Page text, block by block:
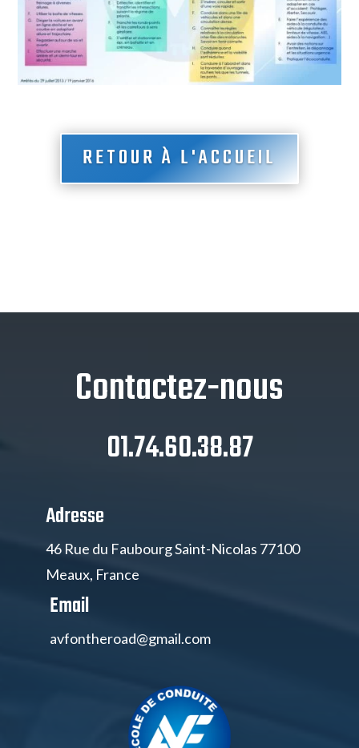
RETOUR À L'ACCUEIL
Contactez-nous
01.74.60.38.87
Adresse
46 Rue du Faubourg Saint-Nicolas 77100
Meaux, France
Email
avfontheroad@gmail.com